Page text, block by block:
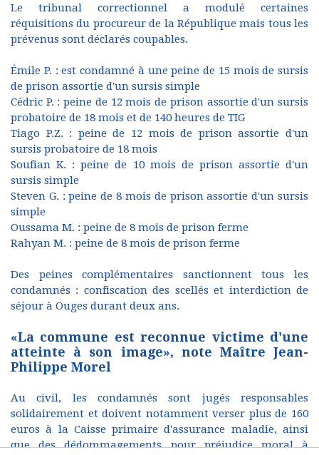
Le tribunal correctionnel a modulé certaines
réquisitions du procureur de la République mais tous les
prévenus sont déclarés coupables.
Émile P. : est condamné à une peine de 15 mois de sursis
de prison assortie d'un sursis simple
Cédric P. : peine de 12 mois de prison assortie d'un sursis
probatoire de 18 mois et de 140 heures de TIG
Tiago P.Z. : peine de 12 mois de prison assortie d'un
sursis probatoire de 18 mois
Soufian K. : peine de 10 mois de prison assortie d'un
sursis simple
Steven G. : peine de 8 mois de prison assortie d'un sursis
simple
Oussama M. : peine de 8 mois de prison ferme
Rahyan M. : peine de 8 mois de prison ferme
Des peines complémentaires sanctionnent tous les
condamnés : confiscation des scellés et interdiction de
séjour à Ouges durant deux ans.
«La commune est reconnue victime d'une
atteinte à son image», note Maître Jean-
Philippe Morel
Au civil, les condamnés sont jugés responsables
solidairement et doivent notamment verser plus de 160
euros à la Caisse primaire d'assurance maladie, ainsi
que des dédommagements pour préjudice moral à